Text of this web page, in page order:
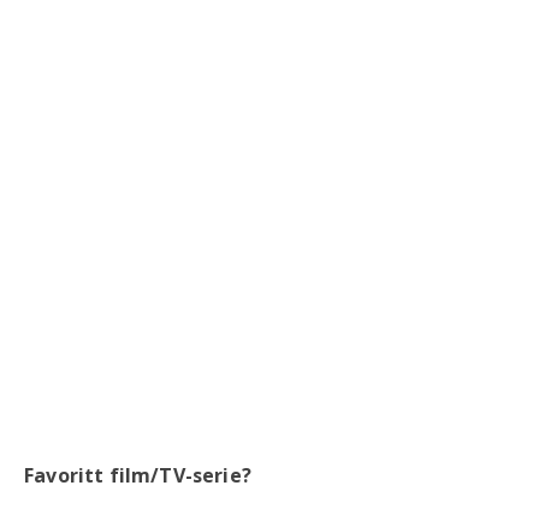
Favoritt film/TV-serie?